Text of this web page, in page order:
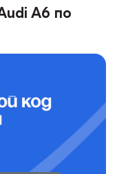
A6 по